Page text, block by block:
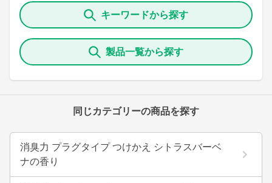
キーワードから探す
製品一覧から探す
同じカテゴリーの商品を探す
消臭力 プラグタイプ つけかえ シトラスバーベ
ナの香り